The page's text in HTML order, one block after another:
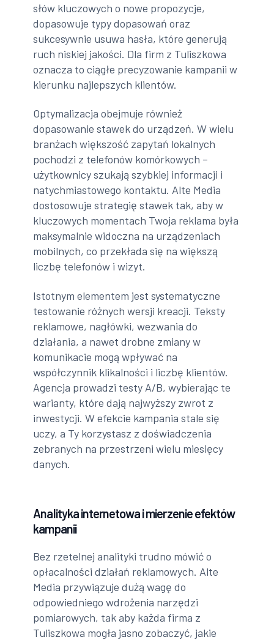
słów kluczowych o nowe propozycje,
dopasowuje typy dopasowań oraz
sukcesywnie usuwa hasła, które generują
ruch niskiej jakości. Dla firm z Tuliszkowa
oznacza to ciągłe precyzowanie kampanii w
kierunku najlepszych klientów.
Optymalizacja obejmuje również
dopasowanie stawek do urządzeń. W wielu
branżach większość zapytań lokalnych
pochodzi z telefonów komórkowych –
użytkownicy szukają szybkiej informacji i
natychmiastowego kontaktu. Alte Media
dostosowuje strategię stawek tak, aby w
kluczowych momentach Twoja reklama była
maksymalnie widoczna na urządzeniach
mobilnych, co przekłada się na większą
liczbę telefonów i wizyt.
Istotnym elementem jest systematyczne
testowanie różnych wersji kreacji. Teksty
reklamowe, nagłówki, wezwania do
działania, a nawet drobne zmiany w
komunikacie mogą wpływać na
współczynnik klikalności i liczbę klientów.
Agencja prowadzi testy A/B, wybierając te
warianty, które dają najwyższy zwrot z
inwestycji. W efekcie kampania stale się
uczy, a Ty korzystasz z doświadczenia
zebranych na przestrzeni wielu miesięcy
danych.
Analityka internetowa i mierzenie efektów
kampanii
Bez rzetelnej analityki trudno mówić o
opłacalności działań reklamowych. Alte
Media przywiązuje dużą wagę do
odpowiedniego wdrożenia narzędzi
pomiarowych, tak aby każda firma z
Tuliszkowa mogła jasno zobaczyć, jakie